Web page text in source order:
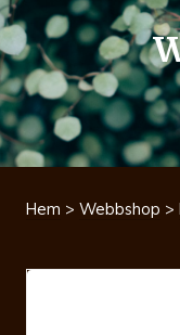
Hem > Webbshop >